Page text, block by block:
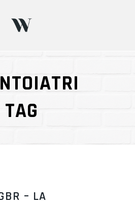
TAG
– LA